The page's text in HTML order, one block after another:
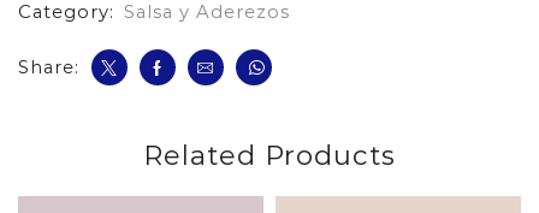
Category: Salsa y Aderezos
Share:
Related Products